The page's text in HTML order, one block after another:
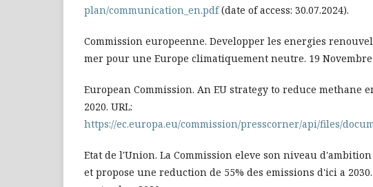
plan/communication_en.pdf(date of access: 30.07.2024).
Commission europeenne. Developper les energies
mer pour une Europe climatiquement neutre. 19 Novembre
European Commission. An EU strategy to reduce methane
2020. URL:
https://ec.europa.eu/commission/presscorner/api/files/
Etat de l'Union. La Commission eleve son niveau
et propose une reduction de 55% des emissions d'ici a 2030.